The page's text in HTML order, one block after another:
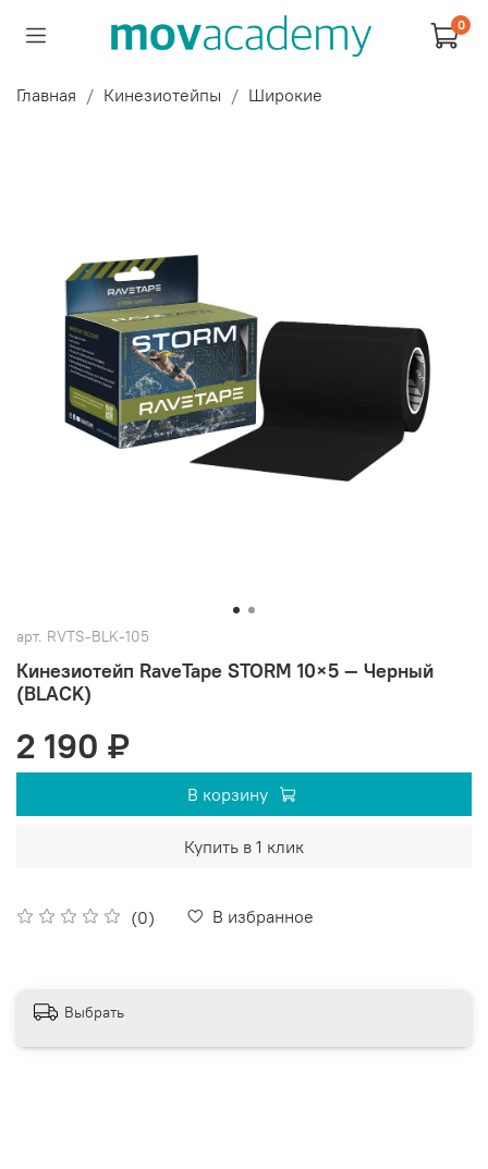
0
Главная Кинезиотейпы Широкие
арт. RVTS-BLK-105
Кинезиотейп RaveTape STORM 10×5 — Черный
(BLACK)
(0) В избранное
2 190 ₽
В корзину
Купить в 1 клик
Выбрать